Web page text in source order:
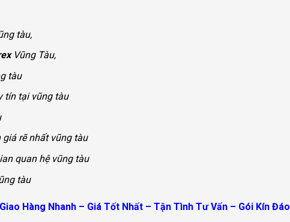
tàu,
Vũng Tàu,
tàu
tín tại vũng tàu
rẽ nhất vũng tàu
quan hệ vũng tàu
tàu
Giao Hàng Nhanh – Giá Tốt Nhất – Tận Tình Tư Vấn – Gói Kín Đáo